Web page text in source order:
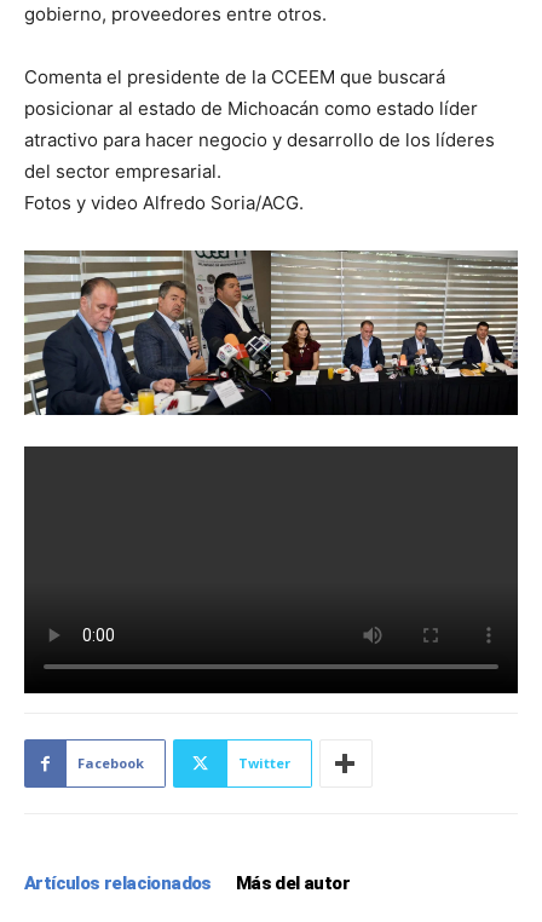
gobierno, proveedores entre otros.
Comenta el presidente de la CCEEM que buscará
posicionar al estado de Michoacán como estado líder
atractivo para hacer negocio y desarrollo de los líderes
del sector empresarial.
Fotos y video Alfredo Soria/ACG.
Facebook Twitter
Artículos relacionados Más del autor